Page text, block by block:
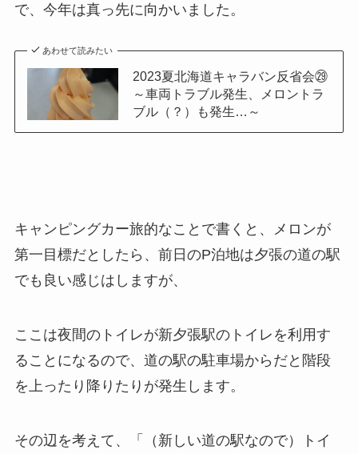
で、今年は真っ先に向かいました。
あわせて読みたい
2023夏北海道キャラバン反省会㉙
～車両トラブル発生、メロントラ
ブル（？）も発生…～
キャンピングカー旅的なことで書くと、メロンが
第一目標だとしたら、前日のP泊地は夕張の道の駅
でも良い感じはしますが、
ここは夜間のトイレが新夕張駅のトイレを利用す
ることになるので、道の駅の駐車場からだと階段
を上ったり降りたりが発生します。
その辺を考えて、「（新しい道の駅なので）トイ